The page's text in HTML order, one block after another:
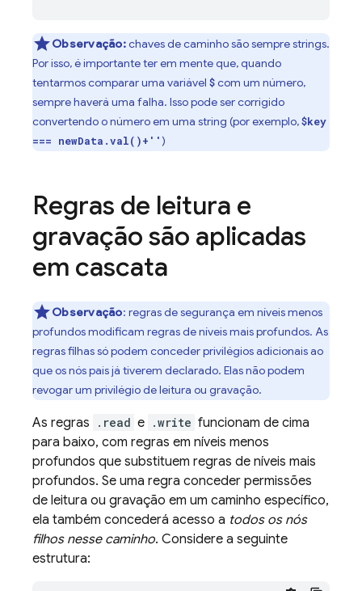
Observação:chaves de caminho são sempre strings.
Por isso, é importante ter em mente que, quando
tentarmos comparar uma variável $com um número,
sempre haverá uma falha. Isso pode ser corrigido
convertendo o número em uma string (por exemplo,$key
=== newData.val()+'')
Regras de leitura e
gravação são aplicadas
em cascata
Observação: regras de segurança em níveis menos
profundos modificam regras de níveis mais profundos. As
regras filhas só podem conceder privilégios adicionais ao
que os nós pais já tiverem declarado. Elas não podem
revogar um privilégio de leitura ou gravação.
As regras .read e .write funcionam de cima
para baixo, com regras em níveis menos
profundos que substituem regras de níveis mais
profundos. Se uma regra conceder permissões
de leitura ou gravação em um caminho específico,
ela também concederá acesso a todos os nós
filhos nesse caminho. Considere a seguinte
estrutura: